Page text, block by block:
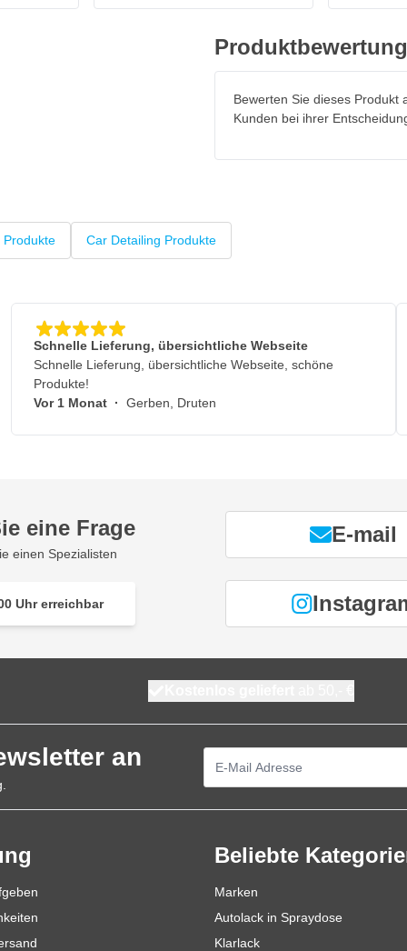
Bewerten Sie dieses Produkt
Kunden bei ihrer
Produkte Car Detailing Produkte
Schnelle Lieferung, übersichtliche Webseite
Schnelle Lieferung, übersichtliche Webseite, schöne
Produkte!
Vor 1 Monat · Gerben, Druten
eine Frage
einen Spezialisten
Uhr erreichbar
E-mail
an
Beliebte
Marken
Autolack in Spraydose
Klarlack